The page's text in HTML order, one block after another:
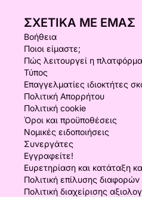
ΣΧΕΤΙΚΆ ΜΕ ΕΜΆΣ
Βοήθεια
Ποιοι είμαστε;
Πώς λειτουργεί η
Τύπος
Επαγγελματίες ιδιοκτήτες
Πολιτική Απορρήτου
Πολιτική cookie
Όροι και προϋποθέσεις
Νομικές ειδοποιήσεις
Συνεργάτες
Εγγραφείτε!
Ευρετηρίαση και κατάταξη
Πολιτική επίλυσης διαφορών
Πολιτική διαχείρισης